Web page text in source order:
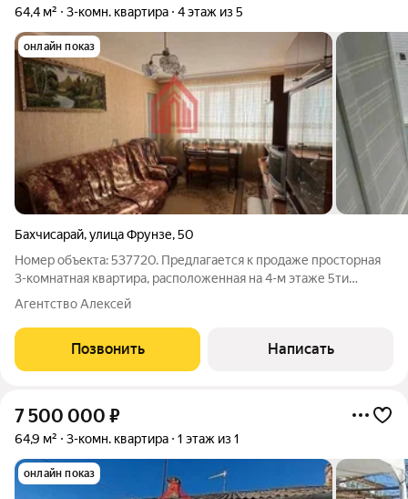
64,4 м² 3-комн. квартира 4 этаж из 5
онлайн показ
Бахчисарай,улица Фрунзе,50
Номер объекта: 537720. Предлагается к продаже просторная
3-комнатная квартира, расположенная на 4-м этаже 5ти
этажного дома в самом центре Бахчисарая. Просторная
просторной благоустроенной
Агентство Алексей
Позвонить Написать
7 500 000 ₽
64,9 м² 3-комн. квартира 1 этаж из 1
онлайн показ